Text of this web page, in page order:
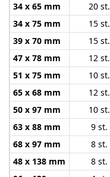
34 x 65 mm
20 st.
34 x 75 mm
15 st.
39 x 70 mm
15 st.
47 x 78 mm
12 st.
51 x 75 mm
10 st.
65 x 68 mm
12 st.
50 x 97 mm
10 st.
63 x 88 mm
9 st.
68 x 97 mm
8 st.
48 x 138 mm
8 st.